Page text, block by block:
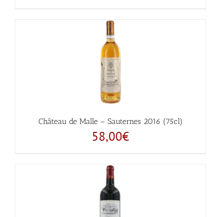
Château de Malle – Sauternes 2016 (75cl)
58,00€